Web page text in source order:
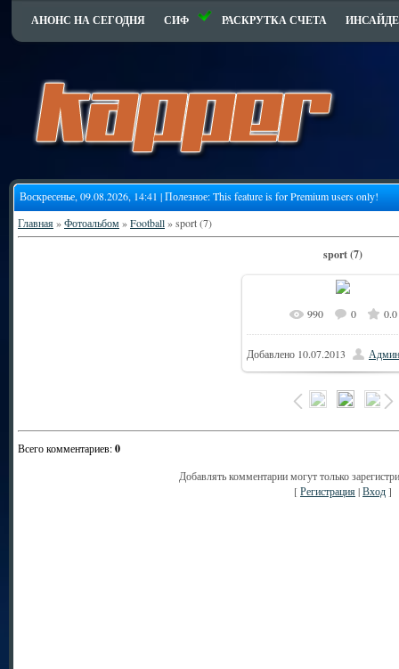
АНОНС НА СЕГОДНЯ СИФ РАСКРУТКА СЧЕТА
Воскресенье, 09.08.2026, 14:41 | Полезное:This feature is for Premium users only!
Главная»Фотоальбом»Football» sport (7)
sport (7)
990 0 0.0
Добавлено 10.07.2013
Всего комментариев:0
Добавлять комментарии могут только
[Регистрация|Вход]